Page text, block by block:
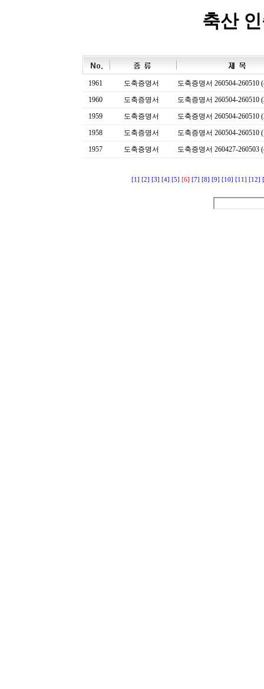
축산
1961 도축증명서
도축증명서 260504-260510
1960
도축증명서
도축증명서 260504-260510
1959
도축증명서
도축증명서 260504-260510
1958
도축증명서
도축증명서 260504-260510
1957
도축증명서 도축증명서 260427-260503
[1] [2] [3] [4] [5] [6] [7] [8] [9] [10] [11] [12]